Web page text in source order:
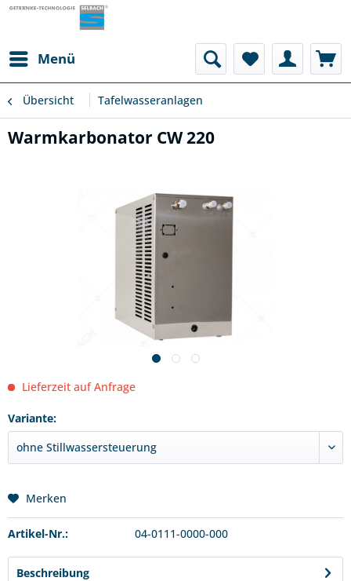
Menü
Übersicht Tafelwasseranlagen
Warmkarbonator CW 220
Lieferzeit auf Anfrage
Variante:
Merken
Artikel-Nr.: 04-0111-0000-000
Beschreibung